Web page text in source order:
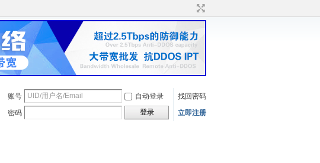
账号 自动登录
找回密码
密码
登录 立即注册